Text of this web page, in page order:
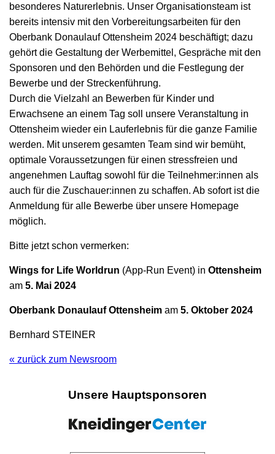
besonderes Naturerlebnis. Unser Organisationsteam ist
bereits intensiv mit den Vorbereitungsarbeiten für den
Oberbank Donaulauf Ottensheim 2024 beschäftigt; dazu
gehört die Gestaltung der Werbemittel, Gespräche mit den
Sponsoren und den Behörden und die Festlegung der
Bewerbe und der Streckenführung.
Durch die Vielzahl an Bewerben für Kinder und
Erwachsene an einem Tag soll unsere Veranstaltung in
Ottensheim wieder ein Lauferlebnis für die ganze Familie
werden. Mit unserem gesamten Team sind wir bemüht,
optimale Voraussetzungen für einen stressfreien und
angenehmen Lauftag sowohl für die Teilnehmer:innen als
auch für die Zuschauer:innen zu schaffen. Ab sofort ist die
Anmeldung für alle Bewerbe über unsere Homepage
möglich.
Bitte jetzt schon vermerken:
Wings for Life Worldrun (App-Run Event) in Ottensheim
am 5. Mai 2024
Oberbank Donaulauf Ottensheim am 5. Oktober 2024
Bernhard STEINER
« zurück zum Newsroom
Unsere Hauptsponsoren